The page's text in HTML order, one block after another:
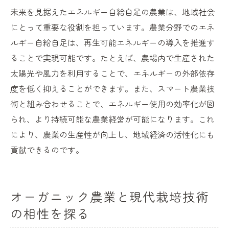
未来を見据えたエネルギー自給自足の農業は、地域社会
にとって重要な役割を担っています。農業分野でのエネ
ルギー自給自足は、再生可能エネルギーの導入を推進す
ることで実現可能です。たとえば、農場内で生産された
太陽光や風力を利用することで、エネルギーの外部依存
度を低く抑えることができます。また、スマート農業技
術と組み合わせることで、エネルギー使用の効率化が図
られ、より持続可能な農業経営が可能になります。これ
により、農業の生産性が向上し、地域経済の活性化にも
貢献できるのです。
オーガニック農業と現代栽培技術
の相性を探る